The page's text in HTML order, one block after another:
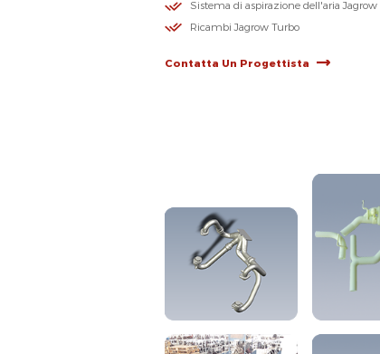
Sistema di aspirazione dell'aria Jagrow
Ricambi Jagrow Turbo
Contatta Un Progettista